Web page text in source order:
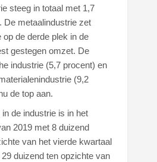
steeg in totaal met 1,7
De metaalindustrie zet
de derde plek in de
gestegen omzet. De
industrie (5,7 procent) en
(9,2
de top aan.
de industrie is in het
2019 met 8 duizend
van het vierde kwartaal
duizend ten opzichte van